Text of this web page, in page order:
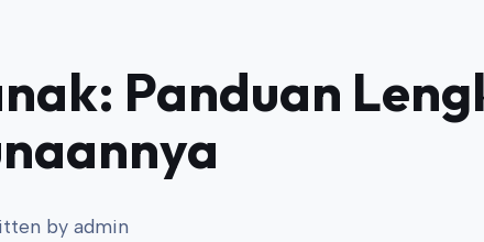
Panduan
by admin